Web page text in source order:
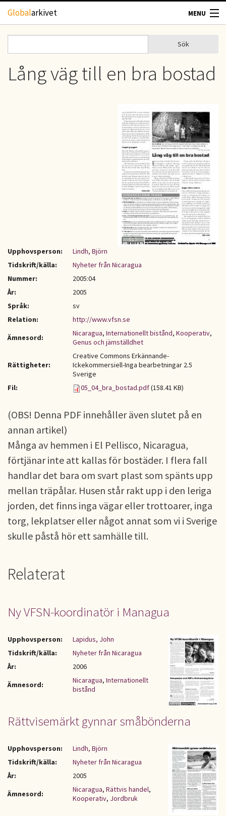
Hoppa till huvudinnehåll
Globalarkivet MENU
TIDSKRIFTER
GEOGRAFI
Sökformulär
Sök
Lång väg till en bra bostad
Upphovsperson:
Lindh, Björn
Tidskrift/källa:
Nyheter från Nicaragua
Nummer:
2005:04
År:
2005
Språk:
sv
Relation:
http://www.vfsn.se
Ämnesord:
Nicaragua, Internationellt bistånd, Kooperativ,
Genus och jämställdhet
Rättigheter:
Creative Commons Erkännande-
Ickekommersiell-Inga bearbetningar 2.5
Sverige
Fil:
05_04_bra_bostad.pdf(158.41 KB)
(OBS! Denna PDF innehåller även slutet på en
annan artikel)
Många av hemmen i El Pellisco, Nicaragua,
förtjänar inte att kallas för bostäder. I flera fall
handlar det bara om svart plast som spänts upp
mellan träpålar. Husen står rakt upp i den leriga
jorden, det finns inga vägar eller trottoarer, inga
torg, lekplatser eller något annat som vi i Sverige
skulle påstå hör ett samhälle till.
Relaterat
Ny VFSN-koordinatör i Managua
Upphovsperson:
Lapidus, John
Tidskrift/källa:
Nyheter från Nicaragua
År:
2006
Ämnesord:
Nicaragua, Internationellt
bistånd
Rättvisemärkt gynnar småbönderna
Upphovsperson:
Lindh, Björn
Tidskrift/källa:
Nyheter från Nicaragua
År:
2005
Ämnesord:
Nicaragua, Rättvis handel,
Kooperativ, Jordbruk